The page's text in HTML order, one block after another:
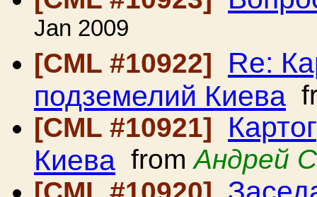
Jan 2009
[CML #10922]
Re:
подземелий Киева
[CML #10921]
Киева fromАндрей